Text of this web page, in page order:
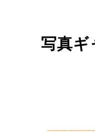
写真ギ